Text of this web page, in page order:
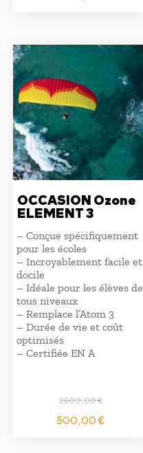
OCCASION Ozone
ELEMENT 3
– Conçue spécifiquement
pour les écoles
– Incroyablement facile et
docile
– Idéale pour les élèves de
tous niveaux
– Remplace l’Atom 3
– Durée de vie et coût
optimisés
– Certifiée EN A
2600,00€
Le
prix
500,00€Le